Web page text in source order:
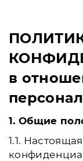
в
1. Общие
1.1.